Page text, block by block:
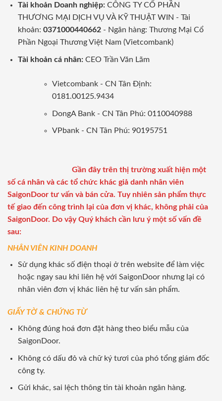
Tài khoản Doanh nghiệp:CÔNG TY CỔ PHẦN
THƯƠNG MẠI DỊCH VỤ VÀ KỸ THUẬT WIN - Tài
khoản: 0371000440662- Ngân hàng: Thương Mại Cổ
Phần Ngoại Thương Việt Nam (Vietcombank)
Tài khoản cá nhân: CEO Trần Văn Lãm
Vietcombank - CN Tân Định:
0181.00125.9434
DongA Bank - CN Tân Phú: 0110040988
VPbank - CN Tân Phú: 90195751
Gần đây trên thị trường xuất hiện một
số cá nhân và các tổ chức khác giả danh nhân viên
SaigonDoor tư vấn và bán cửa. Tuy nhiên sản phẩm thực
tế giao đến công trình lại của đơn vị khác, không phải của
SaigonDoor. Do vậy Quý khách cần lưu ý một số vấn đề
sau:
NHÂN VIÊN KINH DOANH
Sử dụng khác số điện thoại ở trên website để làm việc
hoặc ngay sau khi liên hệ với SaigonDoor nhưng lại có
nhân viên đơn vị khác liên hệ tư vấn sản phẩm.
GIẤY TỜ & CHỨNG TỪ
Không đúng hoá đơn đặt hàng theo biểu mẫu của
SaigonDoor.
Không có dấu đỏ và chữ ký tươi của phó tổng giám đốc
công ty.
Gửi khác, sai lệch thông tin tài khoản ngân hàng.